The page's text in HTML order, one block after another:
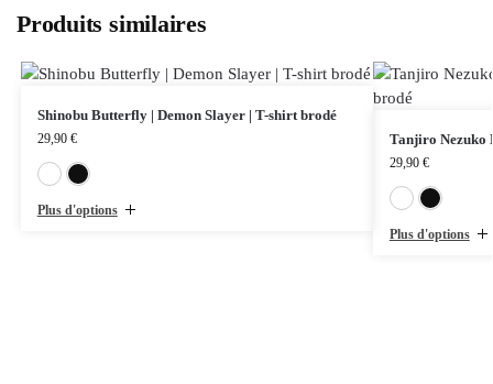
Produits similaires
Shinobu Butterfly | Demon Slayer | T-shirt brodé
29,90 €
Plus d'options
Tanjiro Nezuko
29,90 €
Plus d'options